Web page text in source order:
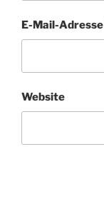
E-Mail-Adresse
Website